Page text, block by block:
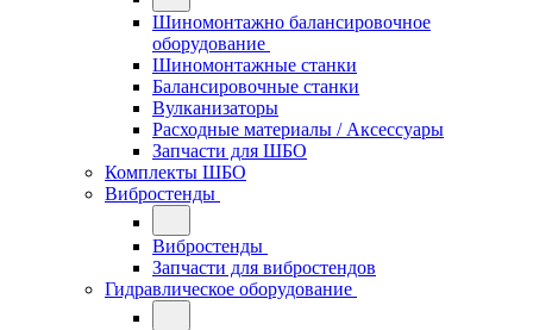
Шиномонтажно балансировочное
оборудование
Шиномонтажные станки
Балансировочные станки
Вулканизаторы
Расходные материалы / Аксессуары
Запчасти для ШБО
Комплекты ШБО
Вибростенды
Вибростенды
Запчасти для вибростендов
Гидравлическое оборудование